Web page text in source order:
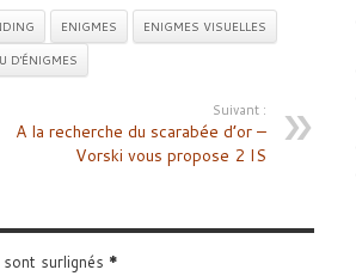
ENIGMES
ENIGMES VISUELLES
D'ÉNIGMES
Suivant :
A la recherche du scarabée d’or –
Vorski vous propose 2 IS
surlignés *